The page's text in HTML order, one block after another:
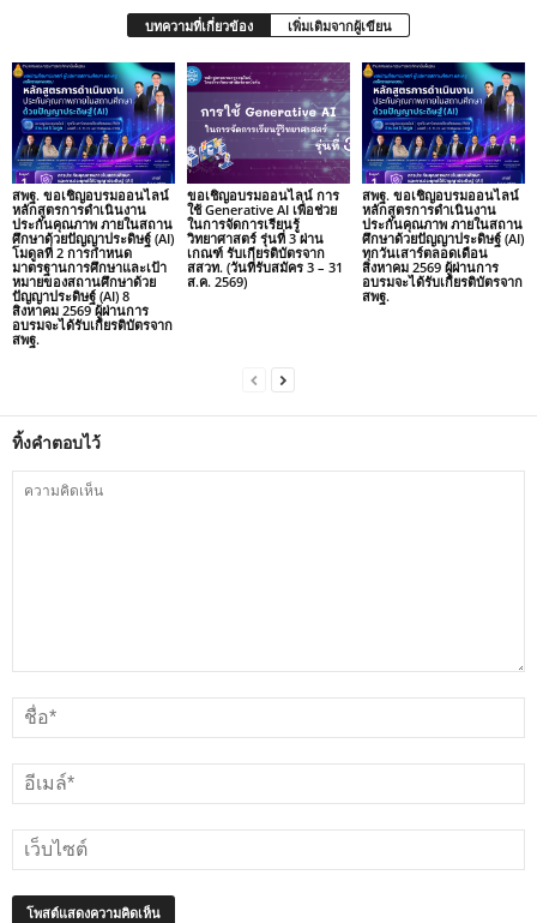
บทความที่เกี่ยวข้อง เพิ่มเติมจากผู้เขียน
สพฐ. ขอเชิญอบรมออนไลน์
หลักสูตรการดำเนินงาน
ประกันคุณภาพ ภายในสถาน
ศึกษาด้วยปัญญาประดิษฐ์ (AI)
โมดูลที่ 2 การกำหนด
มาตรฐานการศึกษาและเป้า
หมายของสถานศึกษาด้วย
ปัญญาประดิษฐ์ (AI) 8
สิงหาคม 2569 ผู้ผ่านการ
อบรมจะได้รับเกียรติบัตรจาก
สพฐ.
ขอเชิญอบรมออนไลน์ การ
ใช้ Generative AI เพื่อช่วย
ในการจัดการเรียนรู้
วิทยาศาสตร์ รุ่นที่ 3 ผ่าน
เกณฑ์ รับเกียรติบัตรจาก
สสวท. (วันที่รับสมัคร 3 – 31
ส.ค. 2569)
สพฐ. ขอเชิญอบรมออนไลน์
หลักสูตรการดำเนินงาน
ประกันคุณภาพ ภายในสถาน
ศึกษาด้วยปัญญาประดิษฐ์ (AI)
ทุกวันเสาร์ตลอดเดือน
สิงหาคม 2569 ผู้ผ่านการ
อบรมจะได้รับเกียรติบัตรจาก
สพฐ.
ทิ้งคำตอบไว้